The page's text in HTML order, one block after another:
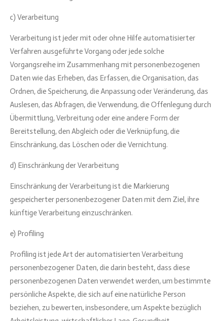
c) Verarbeitung
Verarbeitung ist jeder mit oder ohne Hilfe automatisierter
Verfahren ausgeführte Vorgang oder jede solche
Vorgangsreihe im Zusammenhang mit personenbezogenen
Daten wie das Erheben, das Erfassen, die Organisation, das
Ordnen, die Speicherung, die Anpassung oder Veränderung, das
Auslesen, das Abfragen, die Verwendung, die Offenlegung durch
Übermittlung, Verbreitung oder eine andere Form der
Bereitstellung, den Abgleich oder die Verknüpfung, die
Einschränkung, das Löschen oder die Vernichtung.
d) Einschränkung der Verarbeitung
Einschränkung der Verarbeitung ist die Markierung
gespeicherter personenbezogener Daten mit dem Ziel, ihre
künftige Verarbeitung einzuschränken.
e) Profiling
Profiling ist jede Art der automatisierten Verarbeitung
personenbezogener Daten, die darin besteht, dass diese
personenbezogenen Daten verwendet werden, um bestimmte
persönliche Aspekte, die sich auf eine natürliche Person
beziehen, zu bewerten, insbesondere, um Aspekte bezüglich